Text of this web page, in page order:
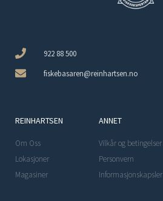
922 88 500
fiskebasaren@reinhartsen.no
REINHARTSEN
Om Oss
Lokasjoner
Magasiner
ANNET
Vilkår og betingelser
Personvern
Informasjonskapsler